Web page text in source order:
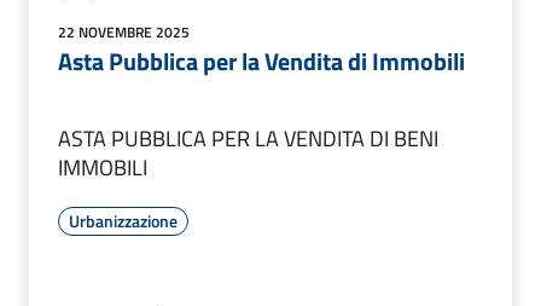
22 NOVEMBRE 2025
Asta Pubblica per la Vendita di Immobili
ASTA PUBBLICA PER LA VENDITA DI BENI
IMMOBILI
Urbanizzazione